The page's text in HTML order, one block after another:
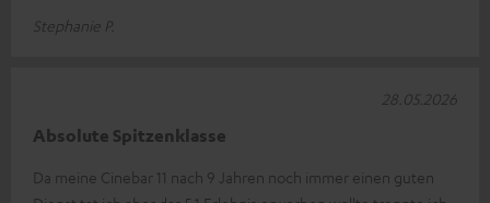
Stephanie P.
Absolute Spitzenklasse
Da meine Cinebar 11 nach 9 Jahren noch immer einen guten
28.05.2026